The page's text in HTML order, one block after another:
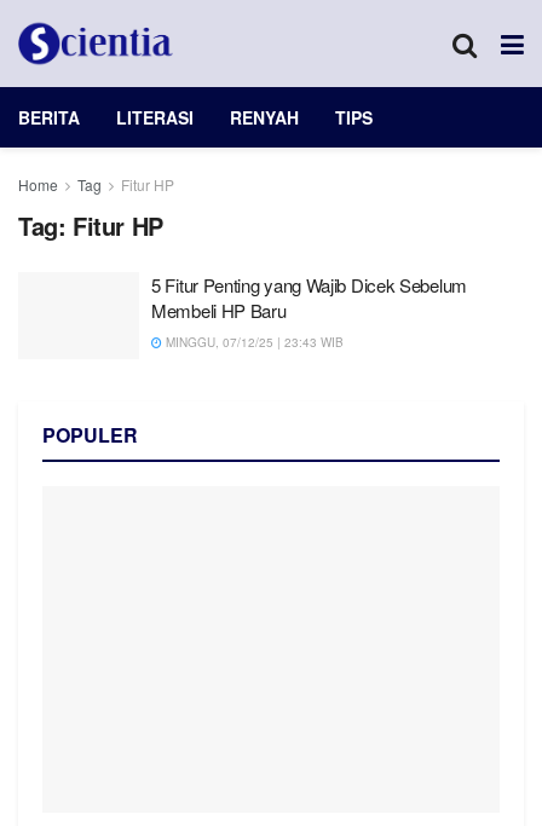
BERITA LITERASI RENYAH TIPS
Home Tag Fitur HP
Tag: Fitur HP
5 Fitur Penting yang Wajib Dicek Sebelum
Membeli HP Baru
MINGGU, 07/12/25 | 23:43 WIB
POPULER